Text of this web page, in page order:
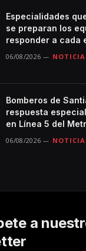
Especialidades
se preparan los
responder a cada
06/08/2026
Bomberos de
respuesta
en Línea 5 del
06/08/2026
a